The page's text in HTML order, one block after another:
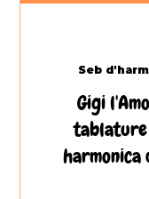
Gigi
tablature
harmonica